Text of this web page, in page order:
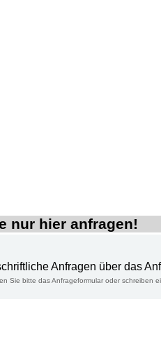
nur hier anfragen!
Anfragen über das
Sie bitte das Anfrageformular oder schreiben